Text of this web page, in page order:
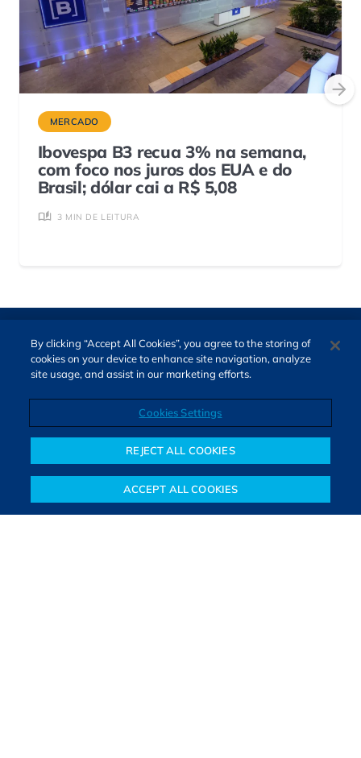
Notícias Colunistas Objetivos financeiros Investimentos Mais
MERCADO
Ibovespa B3 recua 3% na semana,
com foco nos juros dos EUA e do
Brasil; dólar cai a R$ 5,08
3 MIN DE LEITURA
O Bora Investir, site de notícias e educação financeira da B3,
oferece notícias e conteúdos especializados sobre o mercado
composta por especialistas, o site proporciona aprendizado
sólido e confiável, além de artigos de parceiros que ampliam
By clicking “Accept All Cookies”, you agree to the storing of
cookies on your device to enhance site navigation, analyze
site usage, and assist in our marketing efforts.
Cookies Settings
REJECT ALL COOKIES
ACCEPT ALL COOKIES